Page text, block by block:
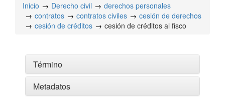
Inicio Derecho civil
derechos personales
contratos
contratos civiles
cesión de derechos
cesión de créditos
cesión de créditos al fisco
Término
Metadatos